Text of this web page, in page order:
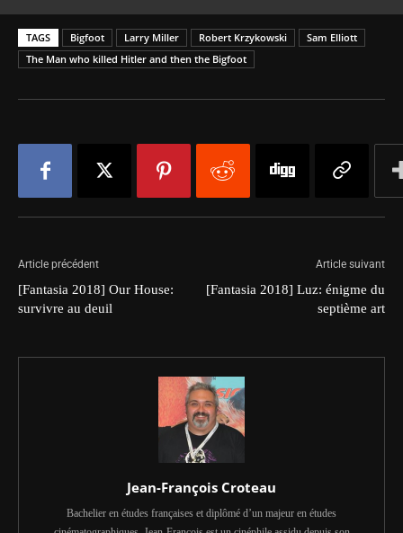
TAGS Bigfoot Larry Miller Robert Krzykowski
Sam Elliott
The Man who killed Hitler and then the Bigfoot
Article précédent
[Fantasia 2018] Our House:
survivre au deuil
Article suivant
[Fantasia 2018] Luz: énigme du
septième art
Jean-François Croteau
Bachelier en études françaises et diplômé d’un majeur en études